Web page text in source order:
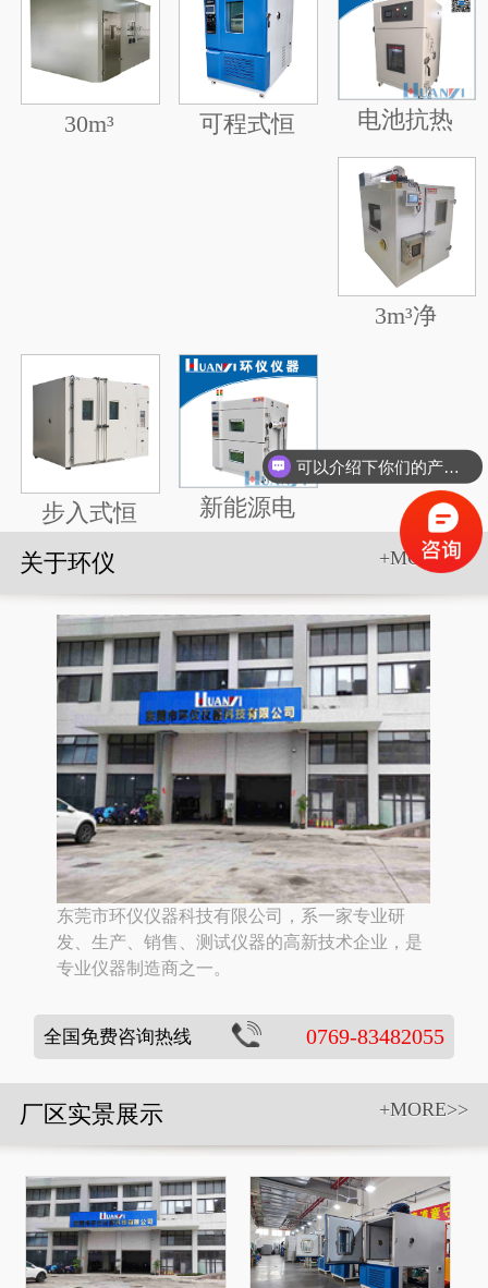
30m³ 可程式恒 电池抗热
3m³净
步入式恒 新能源电
+MORE>>
关于环仪
东莞市环仪仪器科技有限公司，系一家专业研
发、生产、销售、测试仪器的高新技术企业，是
专业仪器制造商之一。
全国免费咨询热线 0769-83482055
+MORE>>
厂区实景展示
可以介绍下你们的产品么